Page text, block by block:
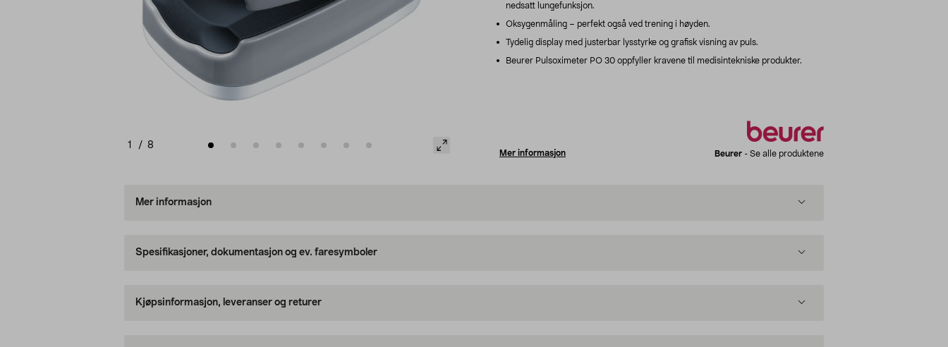
1 / 8
nedsatt lungefunksjon.
Oksygenmåling – perfekt også ved trening i høyden.
Tydelig display med justerbar lysstyrke og grafisk visning av puls.
Beurer Pulsoximeter PO 30 oppfyller kravene til medisintekniske produkter.
Mer informasjon Beurer - Se alle produktene
Mer informasjon
Spesifikasjoner, dokumentasjon og ev. faresymboler
Kjøpsinformasjon, leveranser og returer